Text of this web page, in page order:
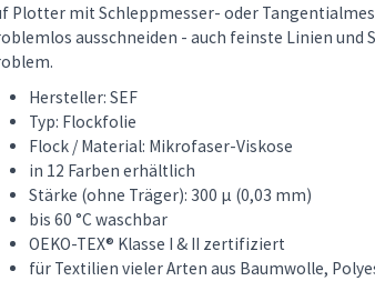
Plotter mit Schleppmesser- oder
ausschneiden - auch feinste Linien und
Hersteller: SEF
Typ: Flockfolie
Flock / Material: Mikrofaser-Viskose
in 12 Farben erhältlich
Stärke (ohne Träger): 300 μ (0,03 mm)
bis 60 °C waschbar
OEKO-TEX® Klasse I & II zertifiziert
für Textilien vieler Arten aus Baumwolle,